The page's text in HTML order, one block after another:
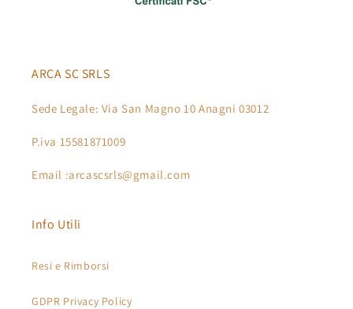
ARCA SC SRLS
Sede Legale: Via San Magno 10 Anagni 03012
P.iva 15581871009
Email :arcascsrls@gmail.com
Info Utili
Resi e Rimborsi
GDPR Privacy Policy